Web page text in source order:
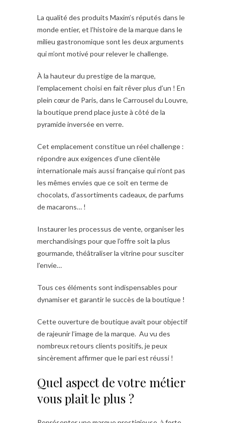
La qualité des produits Maxim’s réputés dans le
monde entier, et l’histoire de la marque dans le
milieu gastronomique sont les deux arguments
qui m’ont motivé pour relever le challenge.
À la hauteur du prestige de la marque,
l’emplacement choisi en fait rêver plus d’un ! En
plein cœur de Paris, dans le Carrousel du Louvre,
la boutique prend place juste à côté de la
pyramide inversée en verre.
Cet emplacement constitue un réel challenge :
répondre aux exigences d’une clientèle
internationale mais aussi française qui n’ont pas
les mêmes envies que ce soit en terme de
chocolats, d’assortiments cadeaux, de parfums
de macarons… !
Instaurer les processus de vente, organiser les
merchandisings pour que l’offre soit la plus
gourmande, théâtraliser la vitrine pour susciter
l’envie…
Tous ces éléments sont indispensables pour
dynamiser et garantir le succès de la boutique !
Cette ouverture de boutique avait pour objectif
de rajeunir l’image de la marque. Au vu des
nombreux retours clients positifs, je peux
sincèrement affirmer que le pari est réussi !
Quel aspect de votre métier
vous plait le plus ?